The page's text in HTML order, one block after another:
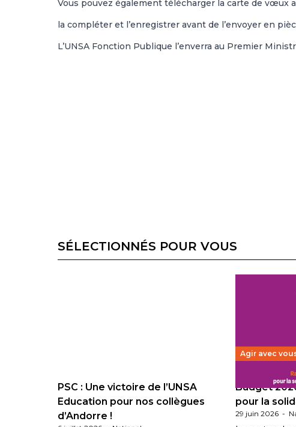
Vous pouvez également télécharger la carte de vœux
la compléter et l’enregistrer avant de l’envoyer en
L’UNSA Fonction Publique l’enverra au Premier
SÉLECTIONNÉS POUR VOUS
PSC : Une victoire de l’UNSA
Education pour nos collègues
d’Andorre !
Agir avec
Budget
pour la
29 juin 2026 -